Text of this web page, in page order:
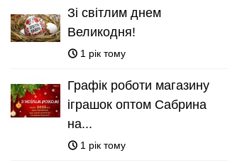
Зі світлим днем
Великодня!
1 рік тому
Графік роботи магазину
іграшок оптом Сабрина
на...
1 рік тому